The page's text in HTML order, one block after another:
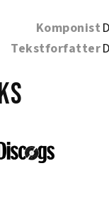
Komponist
Tekstforfatter